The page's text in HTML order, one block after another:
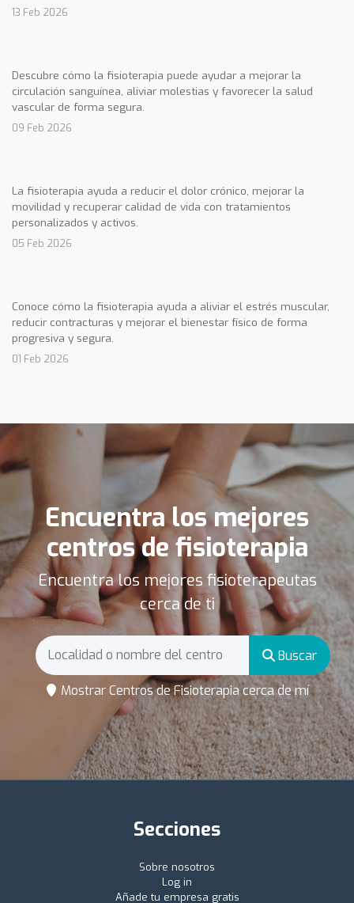
13 Feb 2026
Descubre cómo la fisioterapia puede ayudar a mejorar la
circulación sanguínea, aliviar molestias y favorecer la salud
vascular de forma segura.
09 Feb 2026
La fisioterapia ayuda a reducir el dolor crónico, mejorar la
movilidad y recuperar calidad de vida con tratamientos
personalizados y activos.
05 Feb 2026
Conoce cómo la fisioterapia ayuda a aliviar el estrés muscular,
reducir contracturas y mejorar el bienestar físico de forma
progresiva y segura.
01 Feb 2026
Encuentra los mejores
centros de fisioterapia
Encuentra los mejores fisioterapeutas
cerca de ti
Buscar
Mostrar Centros de Fisioterapia cerca de mí
Secciones
Sobre nosotros
Log in
Añade tu empresa gratis